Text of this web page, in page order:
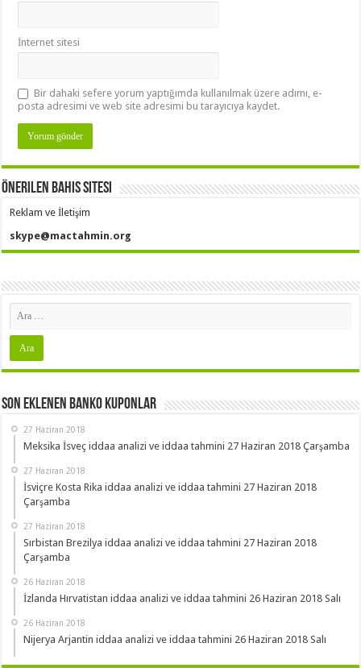
İnternet sitesi
Bir dahaki sefere yorum yaptığımda kullanılmak üzere adımı, e-
posta adresimi ve web site adresimi bu tarayıcıya kaydet.
Önerilen Bahis Sitesi
Reklam ve İletişim
skype@mactahmin.org
Son Eklenen Banko Kuponlar
27 Haziran 2018
Meksika İsveç iddaa analizi ve iddaa tahmini 27 Haziran 2018 Çarşamba
27 Haziran 2018
İsviçre Kosta Rika iddaa analizi ve iddaa tahmini 27 Haziran 2018
Çarşamba
27 Haziran 2018
Sırbistan Brezilya iddaa analizi ve iddaa tahmini 27 Haziran 2018
Çarşamba
26 Haziran 2018
İzlanda Hırvatistan iddaa analizi ve iddaa tahmini 26 Haziran 2018 Salı
26 Haziran 2018
Nijerya Arjantin iddaa analizi ve iddaa tahmini 26 Haziran 2018 Salı